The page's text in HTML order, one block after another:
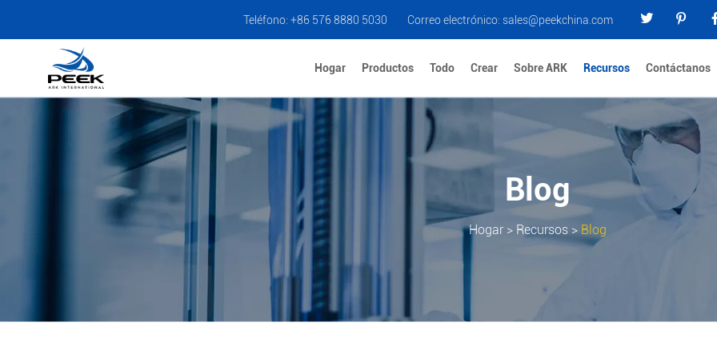
Teléfono: +86 576 8880 5030 Correo electrónico: sales@peekchina.com
Hogar Productos Todo Crear Sobre ARK Recursos Contáctanos
Blog
Hogar > Recursos > Blog